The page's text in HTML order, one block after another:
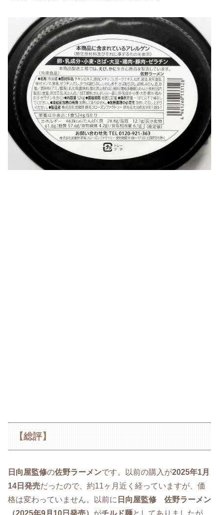
【総評】
日向屋監修の佐野ラーメンです。以前の購入が2025年1月
14日発売だったので、約11ヶ月近く経っていますが、価
格は変わっていません。以前に 日向屋監修 佐野ラーメン
（2025年9月10日発売） がチルド麺としてありましたが、